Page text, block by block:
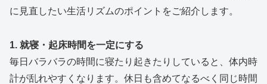
に見直したい生活リズムのポイントをご紹介します。
1. 就寝・起床時間を一定にする
毎日バラバラの時間に寝たり起きたりしていると、体内時
計が乱れやすくなります。休日も含めてなるべく同じ時間